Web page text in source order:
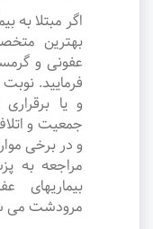
اگر مبتلا به
بهترین
عفونی و
فرمایید.
و یا
جمعیت و
و در برخی
مراجعه
مرودشت می